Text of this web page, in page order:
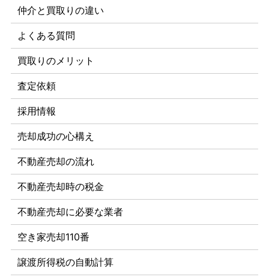
仲介と買取りの違い
よくある質問
買取りのメリット
査定依頼
採用情報
売却成功の心構え
不動産売却の流れ
不動産売却時の税金
不動産売却に必要な業者
空き家売却110番
譲渡所得税の自動計算